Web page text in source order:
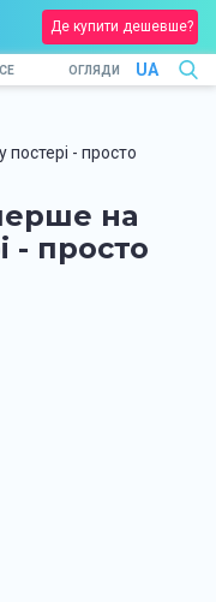
Де купити дешевше?
ОГЛЯДИ UA
постері - просто
на
- просто